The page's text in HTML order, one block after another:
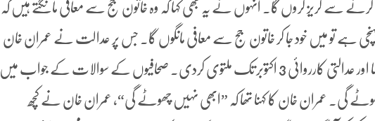
کرنے سے گریز کروں گا۔ انہوں نے یہ بھی کہا کہ وہ خاتون جج سے معافی مانگتے ہیں کہ
ہے تو میں خود جا کر خاتون جج سے معافی مانگوں گا۔ جس پر عدالت نے عمران خان
سے 29 ستمبر کا بیان حلفی جمع کرانے کا کہا اور عدالتی کارروائی 3 اکتوبر تک ملتوی کردی۔ صحافیوں کے سوالات کے جواب میں
گی۔ عمران خان کا کہنا تھا کہ ”ابھی نہیں چھوٹے گی“، عمران خان نے کچھ